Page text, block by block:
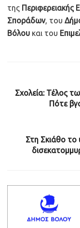
της Περιφερειακής
Σποράδων, του
Βόλου και του
Σχολεία: Τέλος
Πότε
Στη Σκιάθο το